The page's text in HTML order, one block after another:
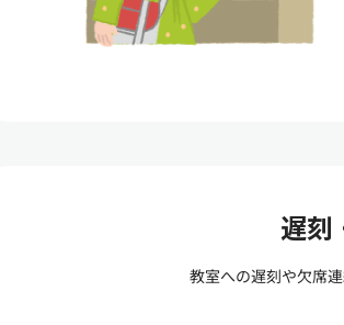
遅刻
教室への遅刻や欠席